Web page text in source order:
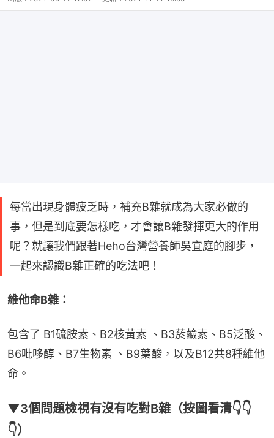
每當出現身體疲乏時，補充B雜就成為大家必做的
事，但是到底要怎樣吃，才會讓B雜發揮更大的作用
呢？就讓我們跟著Heho台灣營養師吳宜庭的腳步，
一起來認識B雜正確的吃法吧！
維他命B雜：
包含了 B1硫胺素、B2核黃素 、B3菸鹼素、B5泛酸、
B6吡哆醇、B7生物素 、B9葉酸，以及B12共8種維他
命。
▼3個問題檢視有沒有吃對B雜（按圖看清👇👇
👇）